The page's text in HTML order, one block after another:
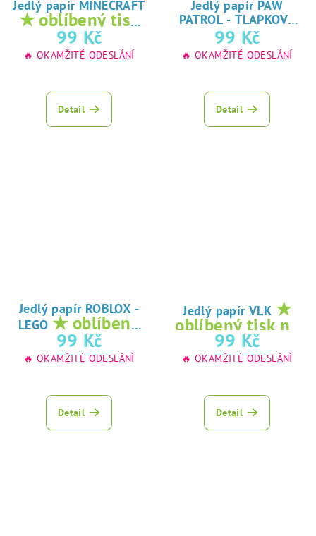
Jedlý papír MINECRAFT
★ oblíbený tisk
na jedlý papír
99 Kč
🔥 OKAMŽITÉ ODESLÁNÍ
Detail
Jedlý papír PAW
PATROL - TLAPKOVÁ
PATROLA★
oblíbený tisk na
jedlý papír
99 Kč
🔥 OKAMŽITÉ ODESLÁNÍ
Detail
Jedlý papír ROBLOX -
LEGO ★ oblíbený
tisk na jedlý
papír
99 Kč
🔥 OKAMŽITÉ ODESLÁNÍ
Detail
Jedlý papír VLK ★
oblíbený tisk na
jedlý papír
99 Kč
🔥 OKAMŽITÉ ODESLÁNÍ
Detail